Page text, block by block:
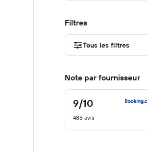
Filtres
Tous les filtres
Note par fournisseur
9/10
9
sur
10
485 avis